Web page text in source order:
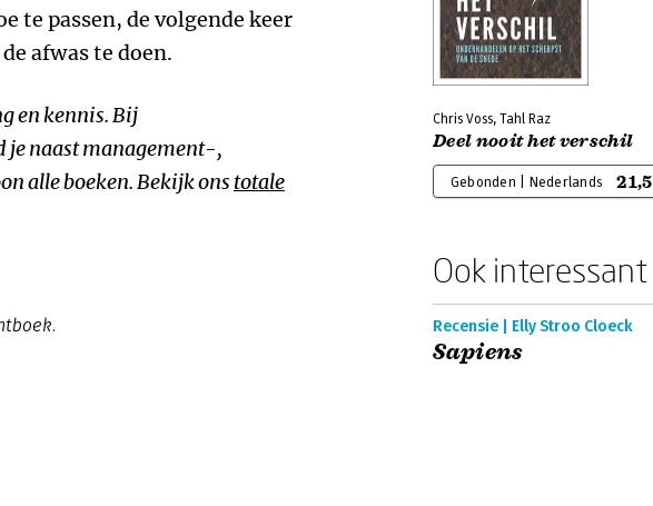
te passen, de volgende keer
afwas te doen.
en kennis. Bij
je naast management-,
alle boeken. Bekijk ons totale
Chris Voss, Tahl Raz
Deel nooit het verschil
Gebonden | Nederlands
Ook interessant
Recensie | Elly Stroo Cloeck
Sapiens